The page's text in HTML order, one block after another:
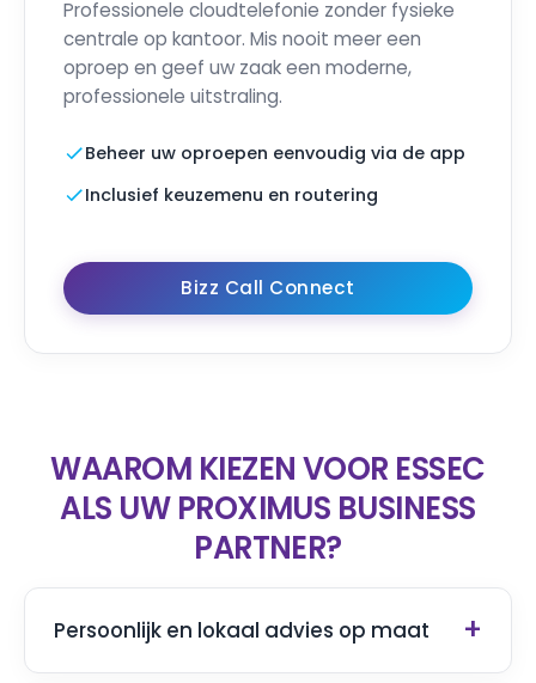
Professionele cloudtelefonie zonder fysieke
centrale op kantoor. Mis nooit meer een
oproep en geef uw zaak een moderne,
professionele uitstraling.
Beheer uw oproepen eenvoudig via de app
Inclusief keuzemenu en routering
Bizz Call Connect
WAAROM KIEZEN VOOR ESSEC
ALS UW PROXIMUS BUSINESS
PARTNER?
Persoonlijk en lokaal advies op maat